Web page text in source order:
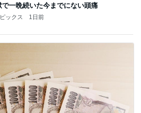
で一晩続いた今までにない頭痛
ックス 1日前